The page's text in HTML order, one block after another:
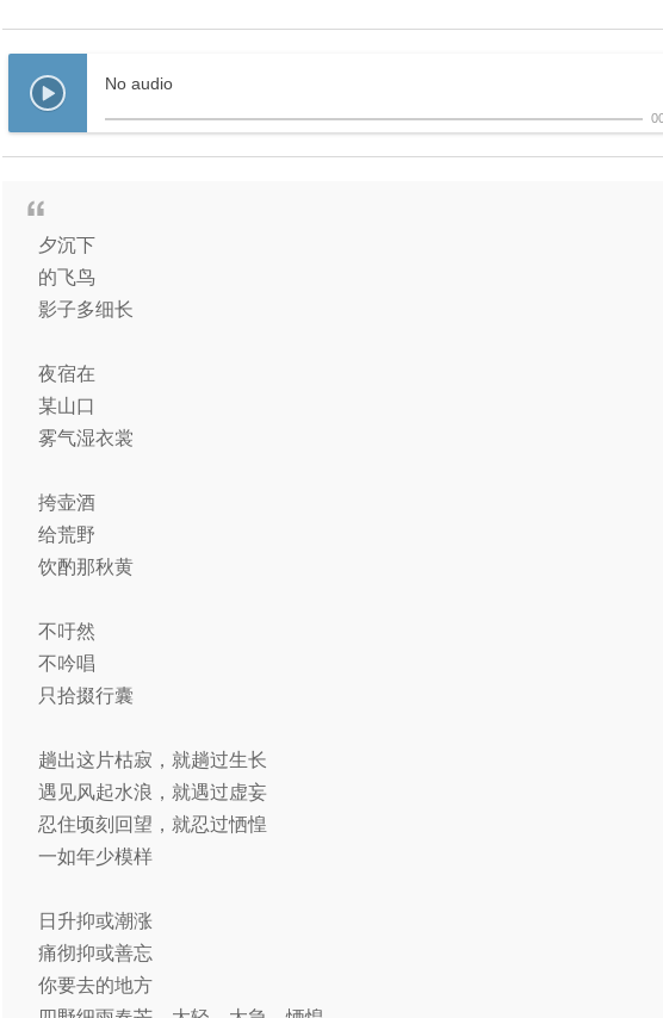
No audio
夕沉下
的飞鸟
影子多细长
夜宿在
某山口
雾气湿衣裳
挎壶酒
给荒野
饮酌那秋黄
不吁然
不吟唱
只拾掇行囊
趟出这片枯寂，就趟过生长
遇见风起水浪，就遇过虚妄
忍住顷刻回望，就忍过恓惶
一如年少模样
日升抑或潮涨
痛彻抑或善忘
你要去的地方